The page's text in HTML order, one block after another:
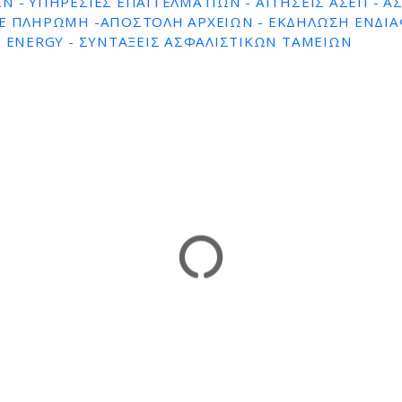
ΠΛΗΡΩΜΉ -ΑΠΟΣΤΟΛΉ ΑΡΧΕΊΩΝ - ΕΚΔΉΛΩΣΗ
ENERGY - ΣΥΝΤΆΞΕΙΣ ΑΣΦΑΛΙΣΤΙΚΏΝ ΤΑΜΕΊΩΝ